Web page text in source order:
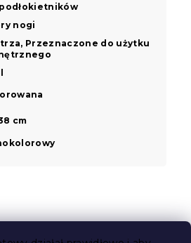
nogi
Przeznaczone do użytku
cm